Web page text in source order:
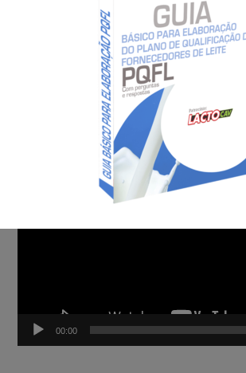
AGROCAVE NA CBN – 19/10/2019
00:00